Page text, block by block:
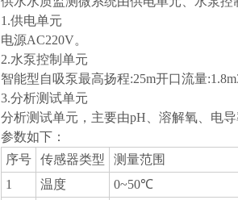
1.供电单元
电源AC220V。
2.水泵控制单元
智能型自吸泵最高扬程:25m开口流量
3.分析测试单元
分析测试单元，主要由pH、溶解氧、电
参数如下：
序号
传感器类型 测量范围
1
温度 0~50℃